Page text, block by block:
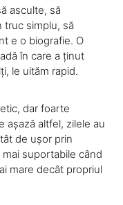
asculte, să
truc simplu, să
e o biografie. O
în care a ținut
le uităm rapid.
dar foarte
așază altfel, zilele au
de ușor prin
suportabile când
mare decât propriul